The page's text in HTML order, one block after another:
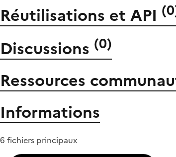
Réutilisations et API (0
Discussions (0)
Ressources
Informations
6 fichiers principaux